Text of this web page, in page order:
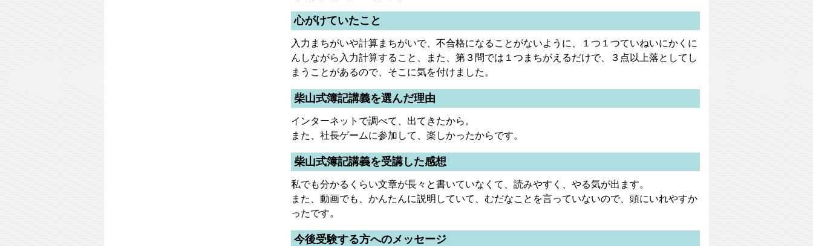
心がけていたこと
入力まちがいや計算まちがいで、不合格になることがないように、１つ１つていねいにかくに
んしながら入力計算すること、また、第３問では１つまちがえるだけで、３点以上落としてし
まうことがあるので、そこに気を付けました。
柴山式簿記講義を選んだ理由
インターネットで調べて、出てきたから。
また、社長ゲームに参加して、楽しかったからです。
柴山式簿記講義を受講した感想
私でも分かるくらい文章が長々と書いていなくて、読みやすく、やる気が出ます。
また、動画でも、かんたんに説明していて、むだなことを言っていないので、頭にいれやすか
ったです。
今後受験する方へのメッセージ